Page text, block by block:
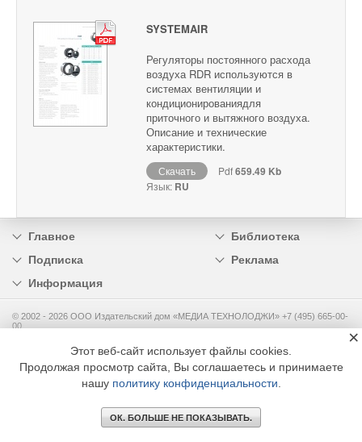
SYSTEMAIR
Регуляторы постоянного расхода
воздуха RDR используются в
системах вентиляции и
кондиционированиядля
приточного и вытяжного воздуха.
Описание и технические
характеристики.
Скачать Pdf659.49 Kb
Язык: RU
Главное
Библиотека
Подписка
Реклама
Информация
© 2002 - 2026 OOO Издательский дом «МЕДИА ТЕХНОЛОДЖИ» +7 (495) 665-00-
00
Этот веб-сайт использует файлы cookies.
Продолжая просмотр сайта, Вы соглашаетесь и принимаете
нашу политику конфиденциальности
ОК. БОЛЬШЕ НЕ ПОКАЗЫВАТЬ.
×